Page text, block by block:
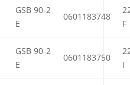
GSB 90-2
E
0601183748
F
GSB 90-2
E
0601183750
I